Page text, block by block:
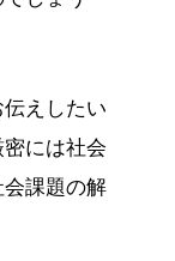
えしたい
には社会
課題の解